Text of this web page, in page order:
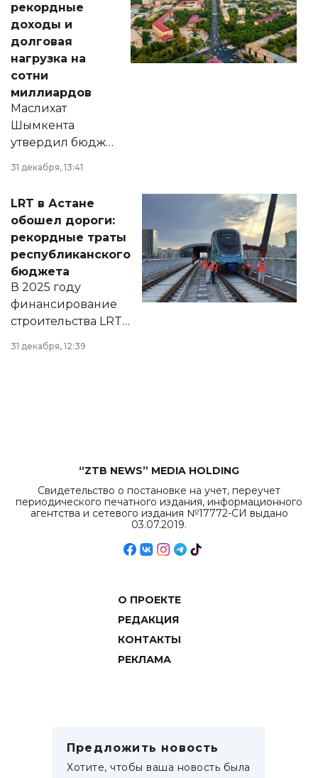
рекордные
доходы и
долговая
нагрузка на
сотни
миллиардов
Маслихат
Шымкента
утвердил бюджет
города на 2026–
2028 годы.
документ
появился в базе
нормативных
правовых актов и
на сайте маслихат
города.
31 декабря, 13:41
LRT в Астане
обошел дороги:
рекордные траты
республиканского
бюджета
В 2025 году
финансирование
строительства LRT
в Астане из
республиканского
31 декабря, 12:39
“ZTB NEWS” MEDIA HOLDING
Свидетельство о постановке на учет, переучет
периодического печатного издания, информационного
агентства и сетевого издания №17772-СИ выдано
03.07.2019.
О ПРОЕКТЕ
РЕДАКЦИЯ
КОНТАКТЫ
РЕКЛАМА
Предложить новость
Хотите, чтобы ваша новость была